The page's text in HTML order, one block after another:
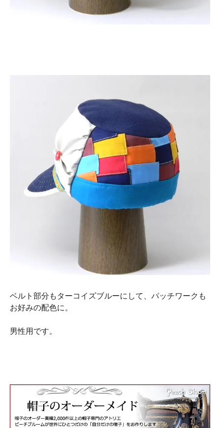
ベルト部分もターコイズブルーにして、パッチワークも
お好みの配色に。
男性用です。